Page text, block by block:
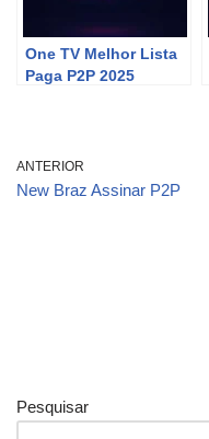
One TV Melhor Lista
Paga P2P 2025
ANTERIOR
New Braz Assinar P2P
Pesquisar